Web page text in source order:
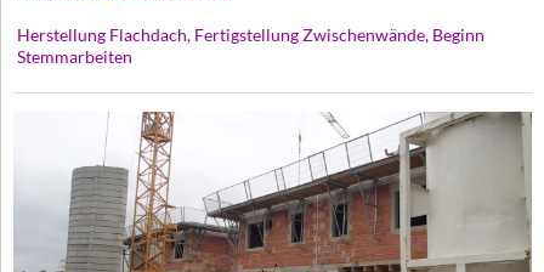
Herstellung Flachdach, Fertigstellung Zwischenwände, Beginn
Stemmarbeiten